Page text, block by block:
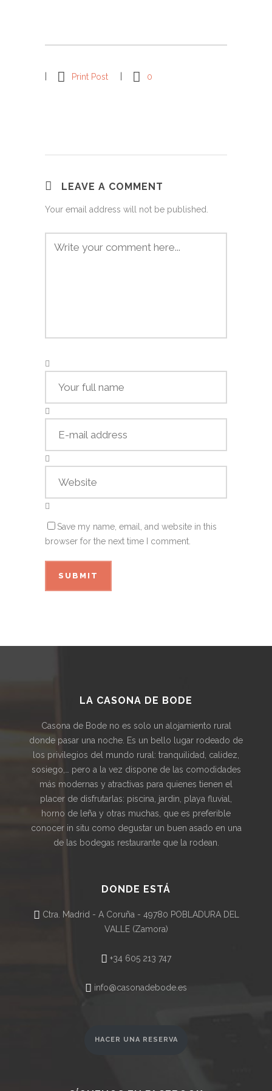
Print Post 0
LEAVE A COMMENT
Your email address will not be published.
Save my name, email, and website in this
browser for the next time I comment.
LA CASONA DE BODE
Casona de Bode no es solo un alojamiento rural
donde pasar una noche. Es un bello lugar rodeado de
los privilegios del mundo rural: tranquilidad, calidez,
sosiego,… pero a la vez dispone de las comodidades
más modernas y atractivas para quienes tienen el
placer de disfrutarlas: piscina, jardin, playa fluvial,
horno de leña y otras muchas, que es preferible
conocer in situ como degustar un buen asado en una
de las bodegas restaurante que la rodean.
DONDE ESTÁ
Ctra. Madrid - A Coruña - 49780 POBLADURA DEL
VALLE (Zamora)
+34 605 213 747
info@casonadebode.es
HACER UNA RESERVA